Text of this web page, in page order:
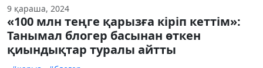
9 қараша, 2024
«100 млн теңге қарызға кіріп кеттім»:
Танымал блогер басынан өткен
қиындықтар туралы айтты